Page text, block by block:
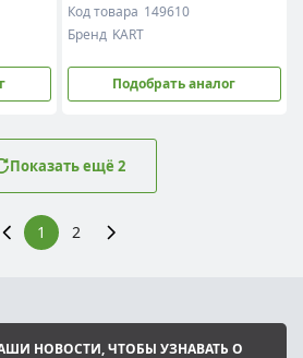
Код товара 149610
Бренд KART
Подобрать аналог
Показать ещё 2
1 2
НОВОСТИ, ЧТОБЫ УЗНАВАТЬ О